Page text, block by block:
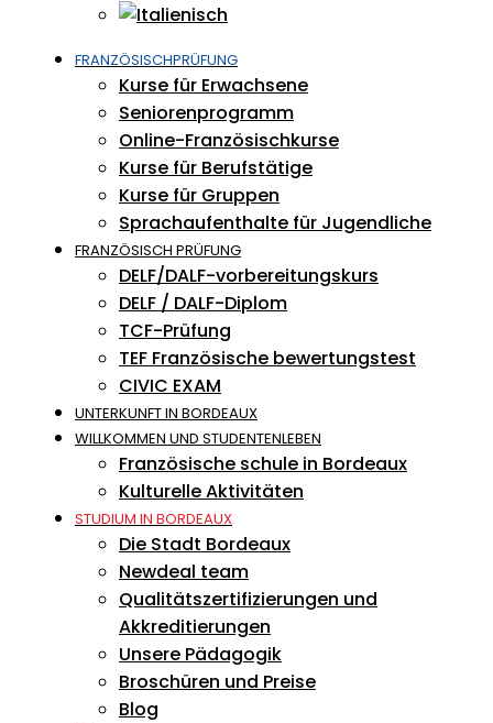
FRANZÖSISCHPRÜFUNG
Kurse für Erwachsene
Seniorenprogramm
Online-Französischkurse
Kurse für Berufstätige
Kurse für Gruppen
Sprachaufenthalte für Jugendliche
FRANZÖSISCH PRÜFUNG
DELF/DALF-vorbereitungskurs
DELF / DALF-Diplom
TCF-Prüfung
TEF Französische bewertungstest
CIVIC EXAM
UNTERKUNFT IN BORDEAUX
WILLKOMMEN UND STUDENTENLEBEN
Französische schule in Bordeaux
Kulturelle Aktivitäten
STUDIUM IN BORDEAUX
Die Stadt Bordeaux
Newdeal team
Qualitätszertifizierungen und
Akkreditierungen
Unsere Pädagogik
Broschüren und Preise
Blog